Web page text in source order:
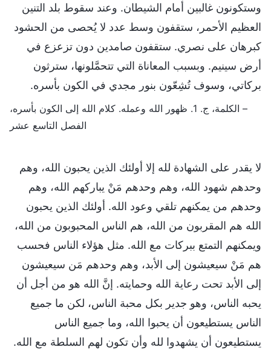
وستكونون غالبين أمام الشيطان. وعند سقوط بلد التنين
العظيم الأحمر، ستقفون وسط عدد لا يُحصى من الحشود
كبرهان على نصري. ستقفون صامدين دون تزعزع في
أرض سينيم. وبسبب المعاناة التي تتحمَّلونها، سترثون
بركاتي، وسوف تُشِعّون بنور مجدي في الكون بأسره.
– الكلمة، ج. 1. ظهور الله وعمله. كلام الله إلى الكون بأسره،
الفصل التاسع عشر
لا يقدر على الشهادة لله إلا أولئك الذين يحبون الله، وهم
وحدهم شهود الله، وهم وحدهم مَنْ يباركهم الله، وهم
وحدهم من يمكنهم تلقي وعود الله. أولئك الذين يحبون
الله هم المقربون من الله، هم الناس المحبوبون من الله،
ويمكنهم التمتع ببركات مع الله. مثل هؤلاء الناس فحسب
هم مَنْ سيعيشون إلى الأبد، وهم وحدهم مَن سيعيشون
إلى الأبد تحت رعاية الله وحمايته. إنَّ الله هو من أجل أن
يحبه الناس، وهو جدير بكل محبة الناس، لكن ما جميع
الناس يستطيعون أن يحبوا الله، وما جميع الناس
يستطيعون أن يشهدوا لله وأن تكون لهم السلطة مع الله.